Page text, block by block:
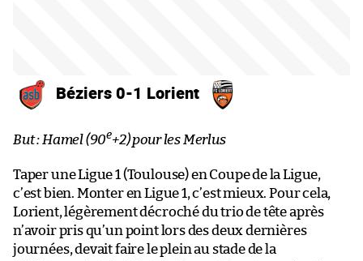
Béziers 0-1 Lorient
But : Hamel (90e+2) pour les Merlus
Taper une Ligue 1 (Toulouse) en Coupe de la Ligue,
c’est bien. Monter en Ligue 1, c’est mieux. Pour cela,
Lorient, légèrement décroché du trio de tête après
n’avoir pris qu’un point lors des deux dernières
journées, devait faire le plein au stade de la